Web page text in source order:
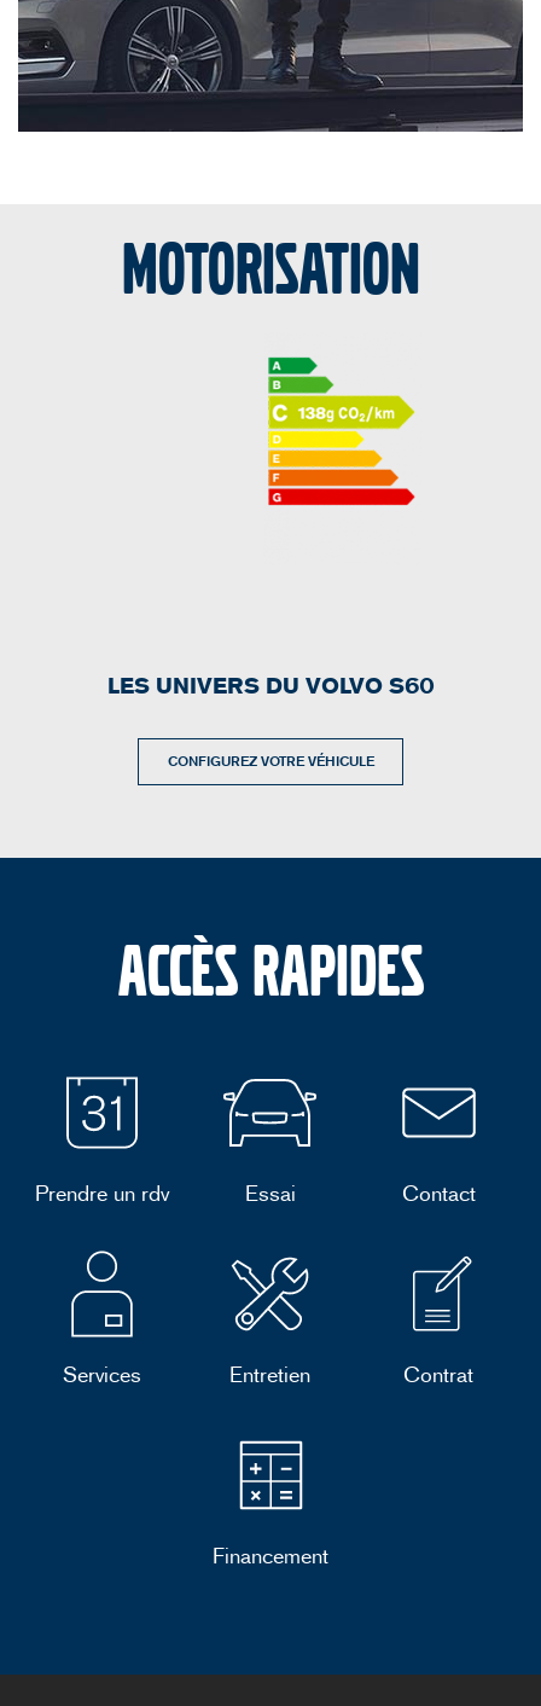
Motorisation
LES UNIVERS DU VOLVO S60
CONFIGUREZ VOTRE VÉHICULE
Accès rapides
Prendre un rdv Essai Contact
Services Entretien Contrat
Financement